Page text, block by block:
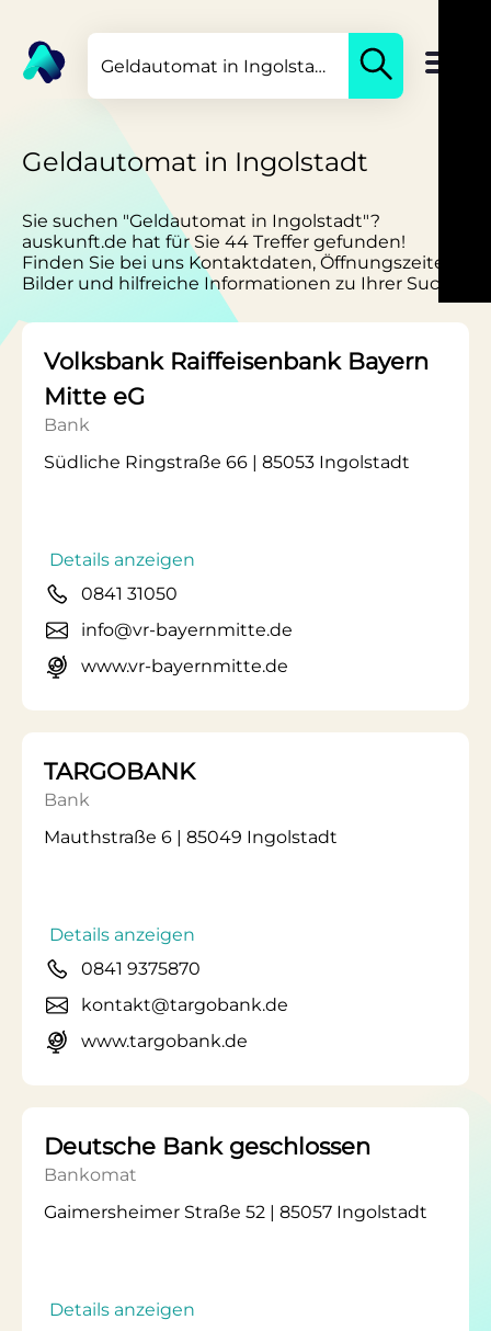
Geldautomat in Ingolstadt
Sie suchen "Geldautomat in Ingolstadt"?
auskunft.de hat für Sie 44 Treffer gefunden!
Finden Sie bei uns Kontaktdaten, Öffnungszeiten,
Bilder und hilfreiche Informationen zu Ihrer Suche.
Volksbank Raiffeisenbank Bayern
Mitte eG
Bank
Südliche Ringstraße 66 | 85053 Ingolstadt
Details anzeigen
0841 31050
info@vr-bayernmitte.de
www.vr-bayernmitte.de
TARGOBANK
Bank
Mauthstraße 6 | 85049 Ingolstadt
Details anzeigen
0841 9375870
kontakt@targobank.de
www.targobank.de
Deutsche Bank geschlossen
Bankomat
Gaimersheimer Straße 52 | 85057 Ingolstadt
Details anzeigen